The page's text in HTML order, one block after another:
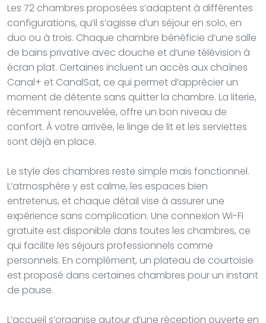
Les 72 chambres proposées s’adaptent à différentes
configurations, qu’il s’agisse d’un séjour en solo, en
duo ou à trois. Chaque chambre bénéficie d’une salle
de bains privative avec douche et d’une télévision à
écran plat. Certaines incluent un accès aux chaînes
Canal+ et CanalSat, ce qui permet d’apprécier un
moment de détente sans quitter la chambre. La literie,
récemment renouvelée, offre un bon niveau de
confort. À votre arrivée, le linge de lit et les serviettes
sont déjà en place.
Le style des chambres reste simple mais fonctionnel.
L’atmosphère y est calme, les espaces bien
entretenus, et chaque détail vise à assurer une
expérience sans complication. Une connexion Wi-Fi
gratuite est disponible dans toutes les chambres, ce
qui facilite les séjours professionnels comme
personnels. En complément, un plateau de courtoisie
est proposé dans certaines chambres pour un instant
de pause.
L’accueil s’organise autour d’une réception ouverte en